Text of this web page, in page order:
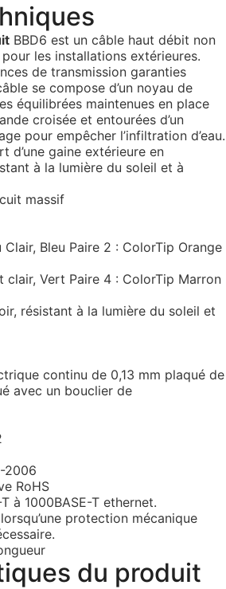
BBD6 est un câble haut débit non
les installations extérieures.
de transmission garanties
se compose d’un noyau de
équilibrées maintenues en place
croisée et entourées d’un
pour empêcher l’infiltration d’eau.
d’une gaine extérieure en
à la lumière du soleil et à
massif
Clair, Bleu Paire 2 : ColorTip Orange
clair, Vert Paire 4 : ColorTip Marron
résistant à la lumière du soleil et
continu de 0,13 mm plaqué de
avec un bouclier de
2006
RoHS
T à 1000BASE-T ethernet.
protection mécanique
du produit